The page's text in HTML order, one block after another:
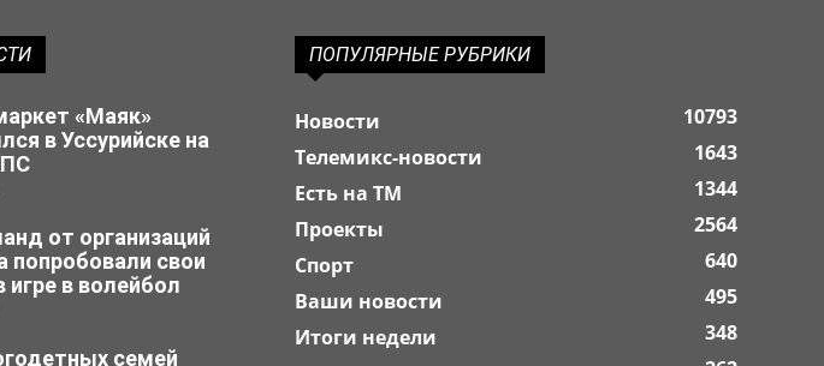
«Маяк»
в Уссурийске на
от организаций
попробовали свои
игре в волейбол
семей
ПОПУЛЯРНЫЕ РУБРИКИ
Новости
10793
Телемикс-новости
1643
Есть на ТМ
1344
Проекты
2564
Спорт
640
Ваши новости
495
Итоги недели
348